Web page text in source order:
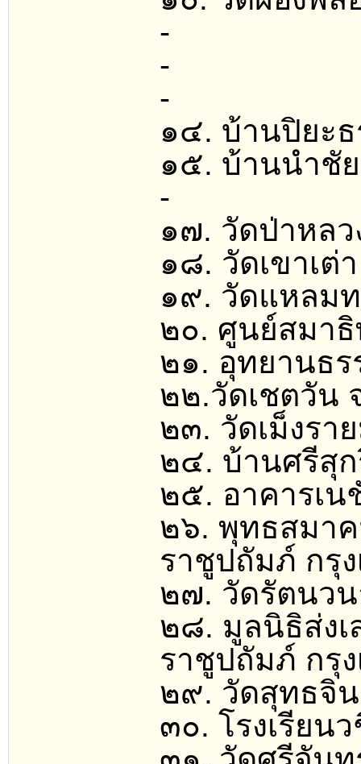
-
-
-
๑๔. บ้านปิยะ
๑๕. บ้านนำชั
-
๑๗. วัดป่าหล
๑๘. วัดเขาเต่
๑๙. วัดแหลม
๒๐. ศูนย์สมา
๒๑. อุทยานธ
๒๒.​วัดเชตวัน
๒๓. วัดเม็งรา
๒๔. บ้านศรีสุก
๒๕. อาคารเน
๒๖. พุทธสมาค
ราชูปถัมภ์ กรุ
๒๗. วัดรัตนวน
๒๘. มูลนิธิส่งเ
ราชูปถัมภ์ กรุ
๒๙. วัดสุทธจิ
๓๐. โรงเรียน